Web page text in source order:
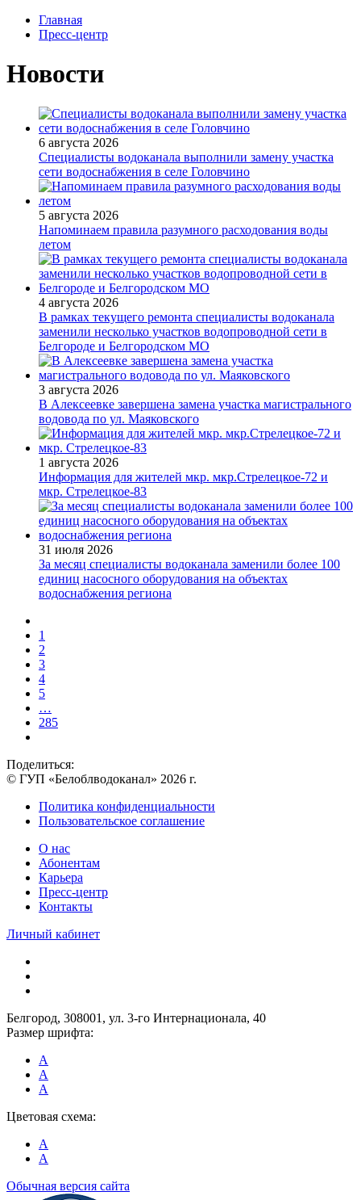
Главная
Пресс-центр
Новости
6 августа 2026
Специалисты водоканала выполнили замену участка
сети водоснабжения в селе Головчино
5 августа 2026
Напоминаем правила разумного расходования воды
летом
4 августа 2026
В рамках текущего ремонта специалисты водоканала
заменили несколько участков водопроводной сети в
Белгороде и Белгородском МО
3 августа 2026
В Алексеевке завершена замена участка магистрального
водовода по ул. Маяковского
1 августа 2026
Информация для жителей мкр. мкр.Стрелецкое-72 и
мкр. Стрелецкое-83
31 июля 2026
За месяц специалисты водоканала заменили более 100
единиц насосного оборудования на объектах
водоснабжения региона
1
2
3
4
5
…
285
Поделиться:
© ГУП «Белоблводоканал» 2026 г.
Политика конфиденциальности
Пользовательское соглашение
О нас
Абонентам
Карьера
Пресс-центр
Контакты
Личный кабинет
Белгород, 308001, ул. 3-го Интернационала, 40
Размер шрифта:
A
A
A
Цветовая схема:
A
A
Обычная версия сайта